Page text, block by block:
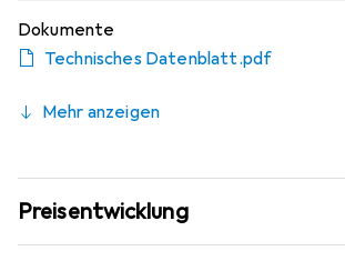
Dokumente
Technisches Datenblatt.pdf
Mehr anzeigen
Preisentwicklung